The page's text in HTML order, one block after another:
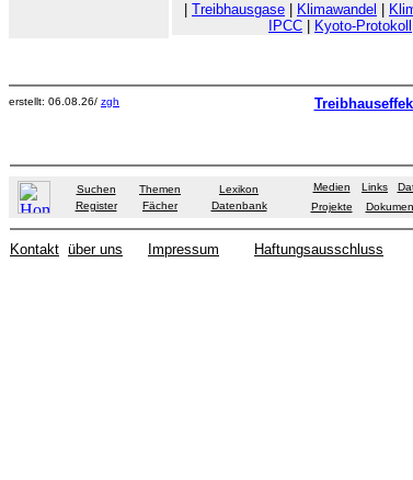
Treibhausgase Klimawandel
IPCC
Kyoto-Protokoll
erstellt: 06.08.26/ zgh
Suchen Themen
Lexikon
Register
Fächer Datenbank
Medien Links
Projekte
Kontakt über uns Impressum Haftungsausschluss